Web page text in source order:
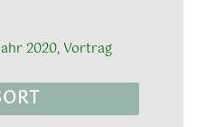
2020, Vortrag